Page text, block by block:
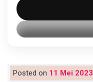
Posted on 11 Mei 2023